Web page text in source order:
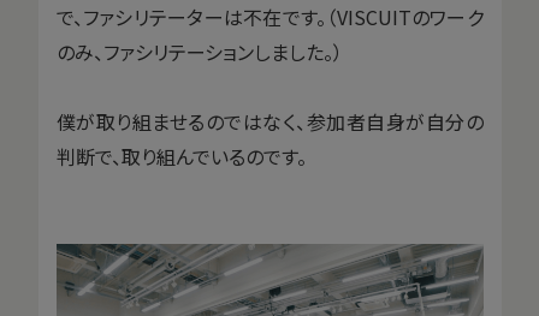
で、ファシリテーターは不在です。（VISCUITのワーク
のみ、ファシリテーションしました。）
僕が取り組ませるのではなく、参加者自身が自分の
判断で、取り組んでいるのです。